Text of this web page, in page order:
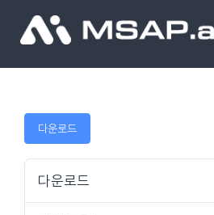
조달물품
컨설팅
다운로드
다운로드